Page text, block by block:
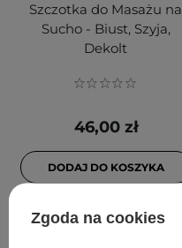
Szczotka do Masażu na
Sucho - Biust, Szyja,
Dekolt
46,00 zł
DODAJ DO KOSZYKA
Zgoda na cookies